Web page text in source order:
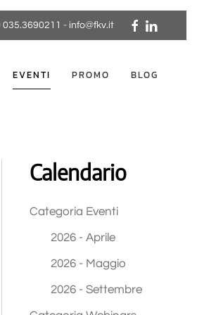
035.3690211 - info@fkv.it
EVENTI PROMO BLOG
Calendario
Categoria Eventi
2026 - Aprile
2026 - Maggio
2026 - Settembre